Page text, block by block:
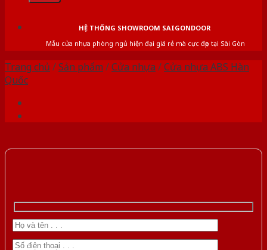
HỆ THỐNG SHOWROOM SAIGONDOOR
Mẫu cửa nhựa phòng ngủ hiện đại giá rẻ mà cực đẹp tại Sài Gòn
Trang chủ /Sản phẩm /Cửa nhựa /Cửa nhựa ABS Hàn
Quốc